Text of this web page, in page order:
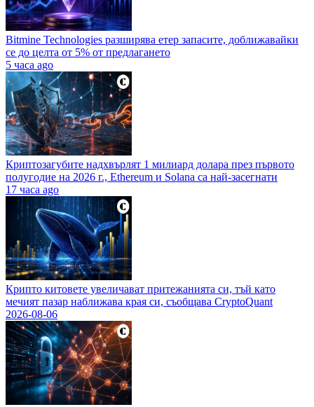
Bitmine Technologies разширява етер запасите, доближавайки
се до целта от 5% от предлагането
5 часа ago
Криптозагубите надхвърлят 1 милиард долара през първото
полугодие на 2026 г., Ethereum и Solana са най-засегнати
17 часа ago
Крипто китовете увеличават притежанията си, тъй като
мечият пазар наближава края си, съобщава CryptoQuant
2026-08-06